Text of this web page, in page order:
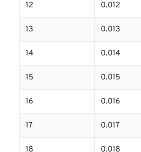
12 0.012
13 0.013
14 0.014
15 0.015
16 0.016
17 0.017
18 0.018